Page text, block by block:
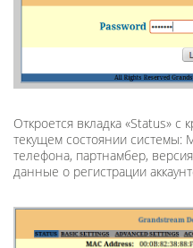
Откроется вкладка «Status»
текущем состоянии системы:
телефона, партнамбер,
данные о регистрации